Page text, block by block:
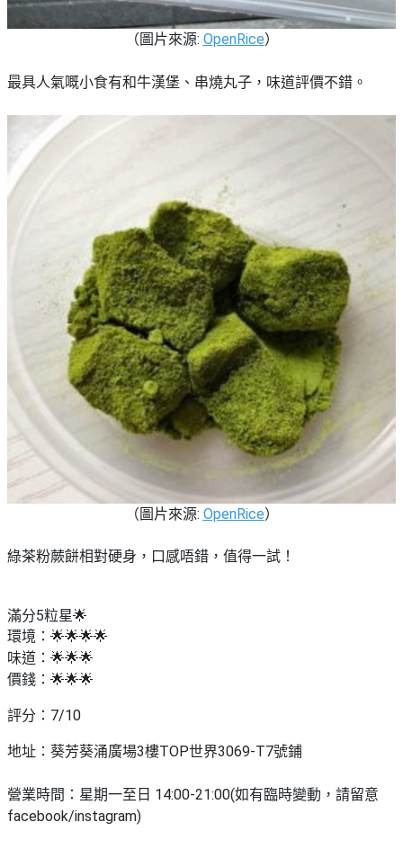
（圖片來源: OpenRice）
最具人氣嘅小食有和牛漢堡、串燒丸子，味道評價不錯。
（圖片來源: OpenRice）
綠茶粉蕨餅相對硬身，口感唔錯，值得一試！
滿分5粒星🌟
環境：🌟🌟🌟🌟
味道：🌟🌟🌟
價錢：🌟🌟🌟
評分：7/10
地址：葵芳葵涌廣場3樓TOP世界3069-T7號鋪
營業時間：星期一至日 14:00-21:00(如有臨時變動，請留意
facebook/instagram)